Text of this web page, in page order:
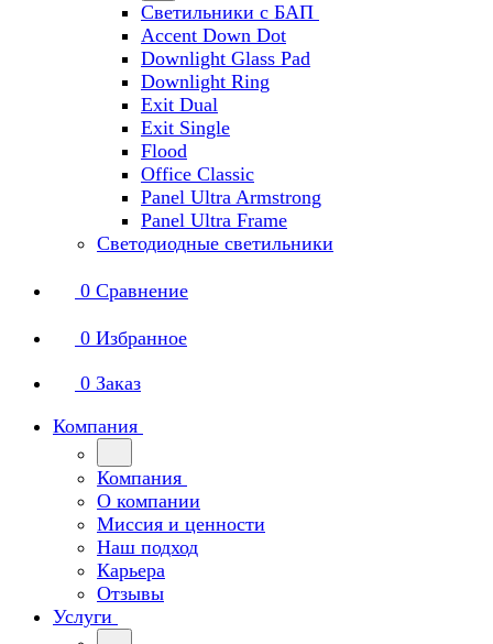
Светильники с БАП
Accent Down Dot
Downlight Glass Pad
Downlight Ring
Exit Dual
Exit Single
Flood
Office Classic
Panel Ultra Armstrong
Panel Ultra Frame
Светодиодные светильники
0 Сравнение
0 Избранное
0 Заказ
Компания
Компания
О компании
Миссия и ценности
Наш подход
Карьера
Отзывы
Услуги